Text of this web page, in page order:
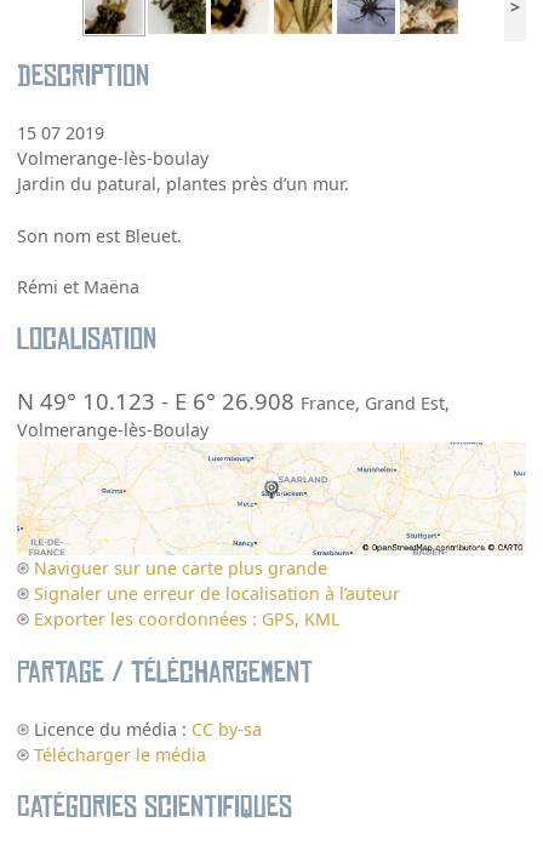
>
Description
15 07 2019
Volmerange-lès-boulay
Jardin du patural, plantes près d’un mur.
Son nom est Bleuet.
Rémi et Maëna
Localisation
N 49° 10.123 - E 6° 26.908 France, Grand Est,
Volmerange-lès-Boulay
Naviguer sur une carte plus grande
Signaler une erreur de localisation à l’auteur
Exporter les coordonnées : GPS, KML
Partage / Téléchargement
Licence du média : CC by-sa
Télécharger le média
Catégories scientifiques